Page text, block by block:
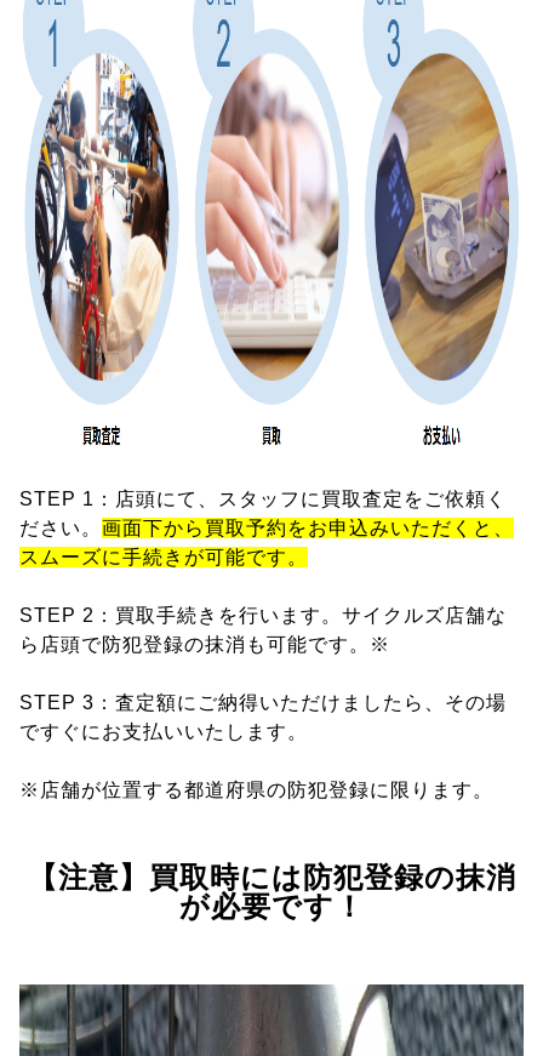
STEP 1：店頭にて、スタッフに買取査定をご依頼く
ださい。 画面下から買取予約をお申込みいただくと、
スムーズに手続きが可能です。
STEP 2：買取手続きを行います。サイクルズ店舗な
ら店頭で防犯登録の抹消も可能です。※
STEP 3：査定額にご納得いただけましたら、その場
ですぐにお支払いいたします。
※店舗が位置する都道府県の防犯登録に限ります。
【注意】買取時には防犯登録の抹消
が必要です！